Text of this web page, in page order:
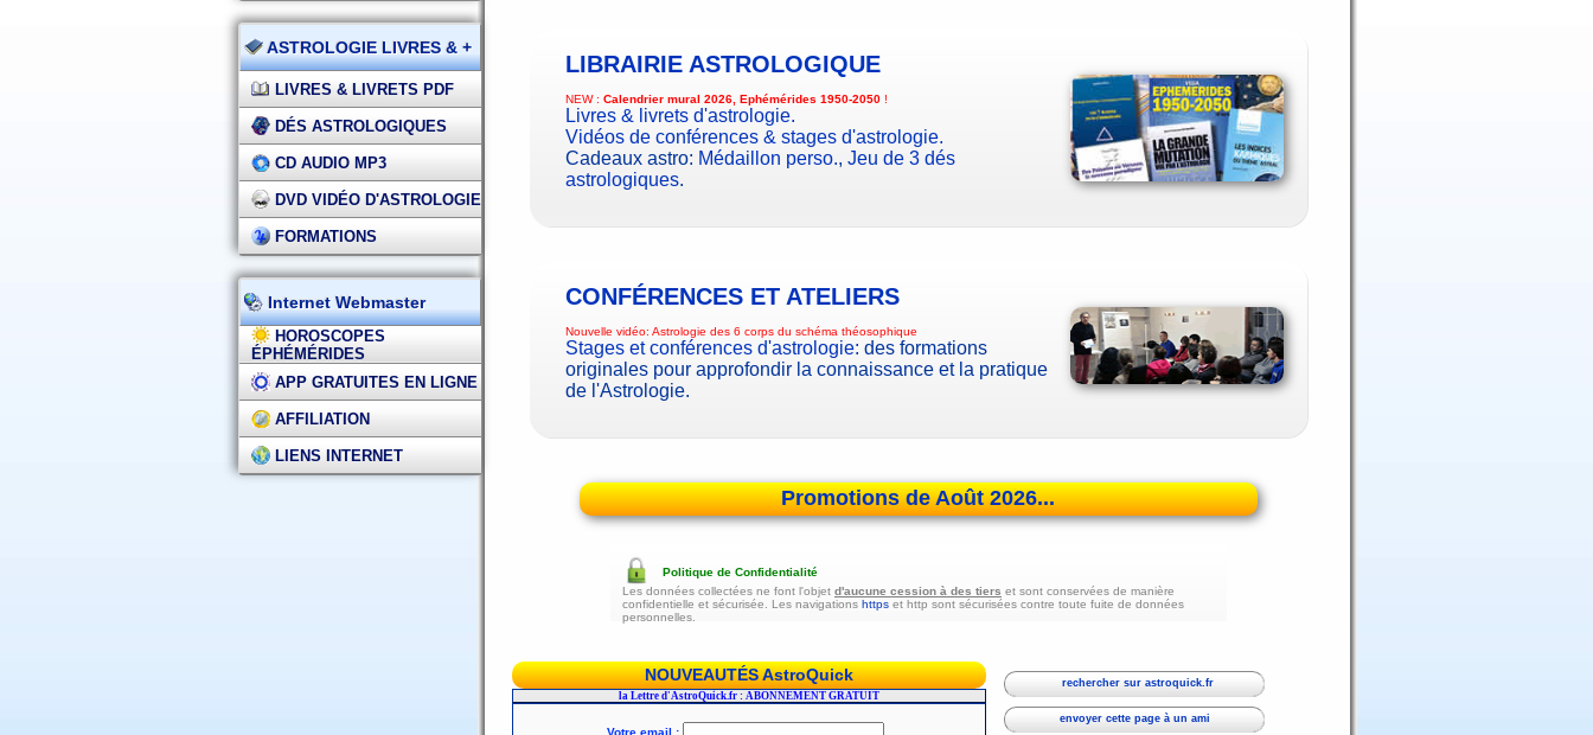
ASTROLOGIE LIVRES & +
LIVRES & LIVRETS PDF
DÉS ASTROLOGIQUES
CD AUDIO MP3
DVD VIDÉO D'ASTROLOGIE
FORMATIONS
Internet Webmaster
HOROSCOPES
ÉPHÉMÉRIDES
APP GRATUITES EN LIGNE
AFFILIATION
LIENS INTERNET
LIBRAIRIE ASTROLOGIQUE
NEW : Calendrier mural 2026, Ephémérides 1950-2050 !
Livres & livrets d'astrologie.
Vidéos de conférences & stages d'astrologie.
Cadeaux astro: Médaillon perso., Jeu de 3 dés
astrologiques.
CONFÉRENCES ET ATELIERS
Nouvelle vidéo: Astrologie des 6 corps du schéma théosophique
Stages et conférences d'astrologie: des formations
originales pour approfondir la connaissance et la pratique
de l'Astrologie.
Promotions de Août 2026...
Politique de Confidentialité
Les données collectées ne font l'objet d'aucune cession à des tiers et sont conservées de manière
confidentielle et sécurisée. Les navigations https et http sont sécurisées contre toute fuite de données
personnelles.
NOUVEAUTÉS AstroQuick rechercher sur astroquick.fr
envoyer cette page à un ami